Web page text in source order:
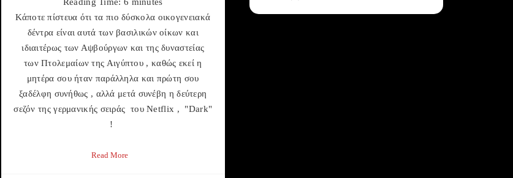
Reading Time: 6 minutes
Κάποτε πίστευα ότι τα πιο δύσκολα οικογενειακά
δέντρα είναι αυτά των βασιλικών οίκων και
ιδιαιτέρως των Αψβούργων και της δυναστείας
των Πτολεμαίων της Αιγύπτου , καθώς εκεί η
μητέρα σου ήταν παράλληλα και πρώτη σου
ξαδέλφη συνήθως , αλλά μετά συνέβη η δεύτερη
σεζόν της γερμανικής σειράς του Netflix , "Dark"
!
Read More